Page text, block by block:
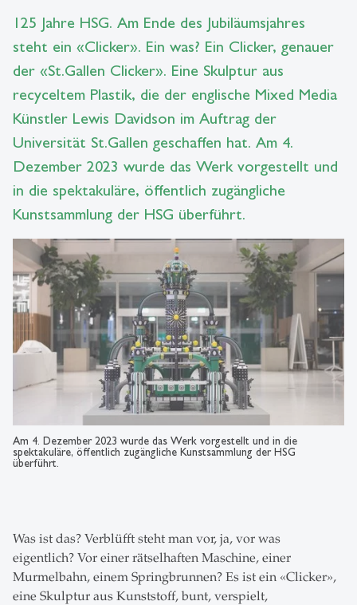
125 Jahre HSG. Am Ende des Jubiläumsjahres
steht ein «Clicker». Ein was? Ein Clicker, genauer
der «St.Gallen Clicker». Eine Skulptur aus
recyceltem Plastik, die der englische Mixed Media
Künstler Lewis Davidson im Auftrag der
Universität St.Gallen geschaffen hat. Am 4.
Dezember 2023 wurde das Werk vorgestellt und
in die spektakuläre, öffentlich zugängliche
Kunstsammlung der HSG überführt.
Am 4. Dezember 2023 wurde das Werk vorgestellt und in die
spektakuläre, öffentlich zugängliche Kunstsammlung der HSG
überführt.
Was ist das? Verblüfft steht man vor, ja, vor was
eigentlich? Vor einer rätselhaften Maschine, einer
Murmelbahn, einem Springbrunnen? Es ist ein «Clicker»,
eine Skulptur aus Kunststoff, bunt, verspielt,